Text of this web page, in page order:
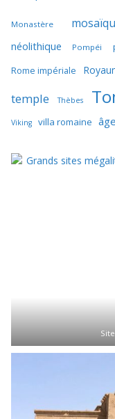
Monastère
néolithique Pompéi
Rome impériale
temple Thèbes
Viking villa romaine